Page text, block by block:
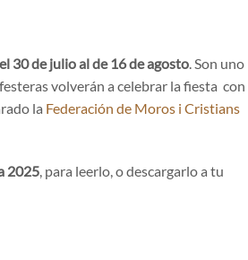
30 de julio al de 16 de agosto . Son uno
volverán a celebrar la fiesta con
la Federación de Moros i Cristians
2025, para leerlo, o descargarlo a tu